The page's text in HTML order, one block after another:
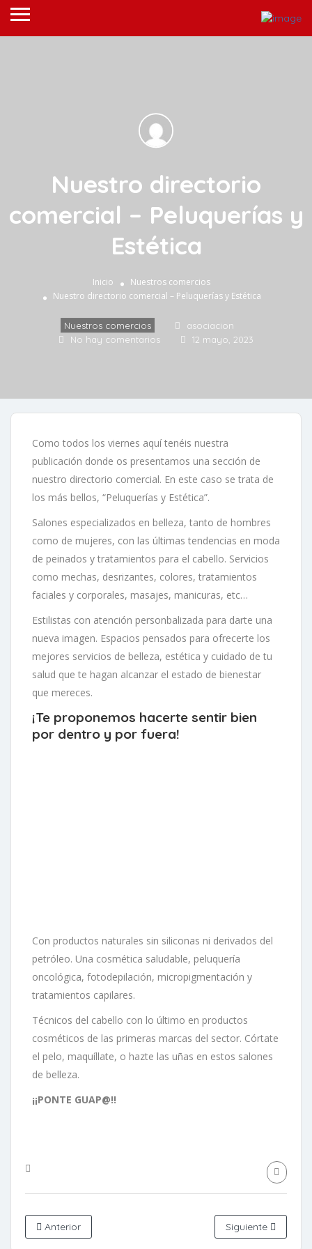
Nuestro directorio
comercial – Peluquerías y
Estética
Inicio
Nuestros comercios
Nuestro directorio comercial – Peluquerías y Estética
Nuestros comercios
asociacion
No hay comentarios
12 mayo, 2023
Como todos los viernes aquí tenéis nuestra
publicación donde os presentamos una sección de
nuestro directorio comercial. En este caso se trata de
los más bellos, “Peluquerías y Estética”.
Salones especializados en belleza, tanto de hombres
como de mujeres, con las últimas tendencias en moda
de peinados y tratamientos para el cabello. Servicios
como mechas, desrizantes, colores, tratamientos
faciales y corporales, masajes, manicuras, etc…
Estilistas con atención personbalizada para darte una
nueva imagen. Espacios pensados para ofrecerte los
mejores servicios de belleza, estética y cuidado de tu
salud que te hagan alcanzar el estado de bienestar
que mereces.
¡Te proponemos hacerte sentir bien
por dentro y por fuera!
Con productos naturales sin siliconas ni derivados del
petróleo. Una cosmética saludable, peluquería
oncológica, fotodepilación, micropigmentación y
tratamientos capilares.
Técnicos del cabello con lo último en productos
cosméticos de las primeras marcas del sector. Córtate
el pelo, maquíllate, o hazte las uñas en estos salones
de belleza.
¡¡PONTE GUAP@!!
Anterior Siguiente